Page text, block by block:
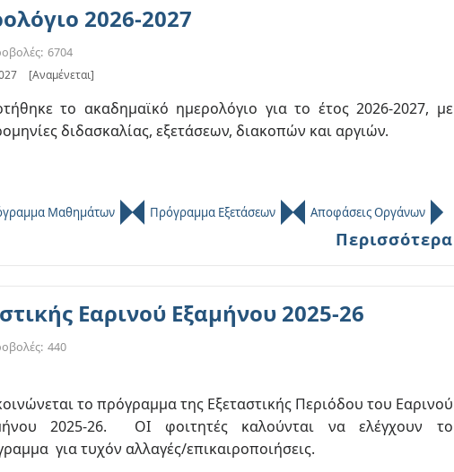
2026-2027
6704
[Αναμένεται]
το ακαδημαϊκό ημερολόγιο για το έτος 2026-2027, με
διδασκαλίας, εξετάσεων, διακοπών και αργιών.
Μαθημάτων Πρόγραμμα Εξετάσεων Αποφάσεις Οργάνων
Περισσότερα
Εαρινού Εξαμήνου 2025-26
440
το πρόγραμμα της Εξεταστικής Περιόδου του Εαρινού
2025-26. ΟΙ φοιτητές καλούνται να ελέγχουν το
για τυχόν αλλαγές/επικαιροποιήσεις.